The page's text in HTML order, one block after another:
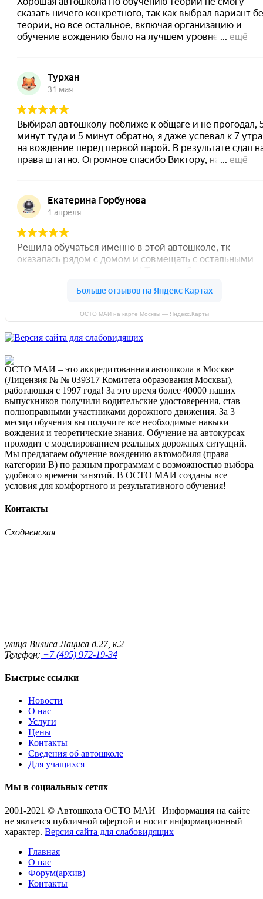
ОСТО МАИ на карте Москвы — Яндекс.Карты
ОСТО МАИ – это аккредитованная автошкола в Москве
(Лицензия № № 039317 Комитета образования Москвы),
работающая с 1997 года! За это время более 40000 наших
выпускников получили водительские удостоверения, став
полноправными участниками дорожного движения. За 3
месяца обучения вы получите все необходимые навыки
вождения и теоретические знания. Обучение на автокурсах
проходит с моделированием реальных дорожных ситуаций.
Мы предлагаем обучение вождению автомобиля (права
категории B) по разным программам с возможностью выбора
удобного времени занятий. В ОСТО МАИ созданы все
условия для комфортного и результативного обучения!
Контакты
Сходненская
улица Вилиса Лациса д.27, к.2
Телефон: +7 (495) 972-19-34
Быстрые ссылки
Новости
О нас
Услуги
Цены
Контакты
Сведения об автошколе
Для учащихся
Мы в социальных сетях
2001-2021 © Автошкола ОСТО МАИ | Информация на сайте
не является публичной офертой и носит информационный
характер. Версия сайта для слабовидящих
Главная
О нас
Форум(архив)
Контакты